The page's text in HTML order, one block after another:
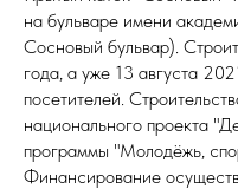
на бульваре имени
Сосновый бульвар).
года, а уже 13 августа
посетителей.
национального проекта
программы "Молодёжь,
Финансирование